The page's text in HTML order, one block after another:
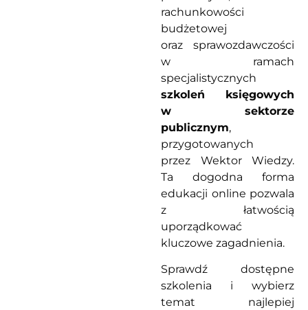
rachunkowości
budżetowej
oraz sprawozdawczości
w ramach
specjalistycznych
szkoleń księgowych
w sektorze
publicznym,
przygotowanych
przez Wektor Wiedzy.
Ta dogodna forma
edukacji online pozwala
z łatwością
uporządkować
kluczowe zagadnienia.
Sprawdź dostępne
szkolenia i wybierz
temat najlepiej